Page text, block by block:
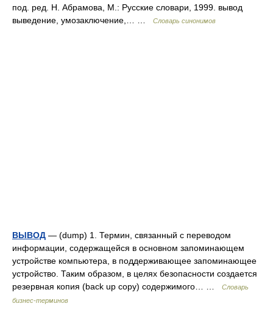
под. ред. Н. Абрамова, М.: Русские словари, 1999. вывод
выведение, умозаключение,… …
Словарь синонимов
ВЫВОД — (dump) 1. Термин, связанный с переводом
информации, содержащейся в основном запоминающем
устройстве компьютера, в поддерживающее запоминающее
устройство. Таким образом, в целях безопасности создается
резервная копия (back up copy) содержимого… …
Словарь
бизнес-терминов